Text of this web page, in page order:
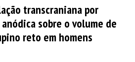
transcraniana por
sobre o volume de
reto em homens